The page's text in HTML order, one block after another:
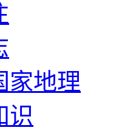
家地理
识